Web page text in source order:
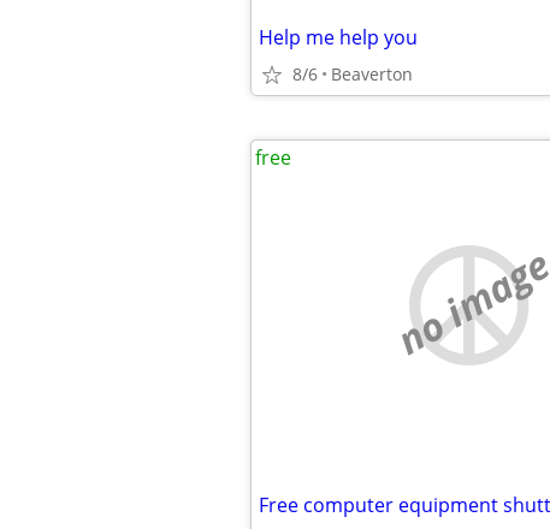
Help me help you
8/6 Beaverton
no image
free